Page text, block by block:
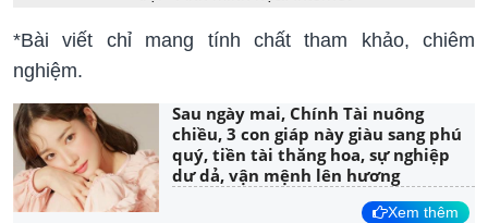
*Bài viết chỉ mang tính chất tham khảo, chiêm
nghiệm.
Sau ngày mai, Chính Tài nuông
chiều, 3 con giáp này giàu sang phú
quý, tiền tài thăng hoa, sự nghiệp
dư dả, vận mệnh lên hương
Xem thêm